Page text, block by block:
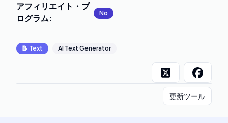
アフィリエイト・プ
ログラム: No
📝 Text AI Text Generator
更新ツール